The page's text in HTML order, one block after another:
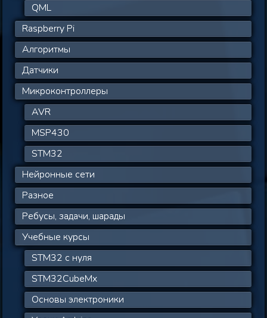
QML
Raspberry Pi
Алгоритмы
Датчики
Микроконтроллеры
AVR
MSP430
STM32
Нейронные сети
Разное
Ребусы, задачи, шарады
Учебные курсы
STM32 с нуля
STM32CubeMx
Основы электроники